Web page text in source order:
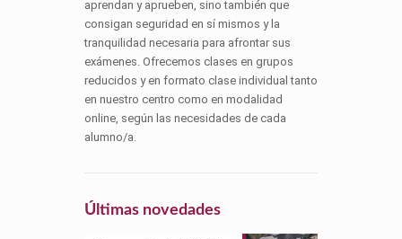
aprendan y aprueben, sino también que
consigan seguridad en sí mismos y la
tranquilidad necesaria para afrontar sus
exámenes. Ofrecemos clases en grupos
reducidos y en formato clase individual tanto
en nuestro centro como en modalidad
online, según las necesidades de cada
alumno/a.
Últimas novedades